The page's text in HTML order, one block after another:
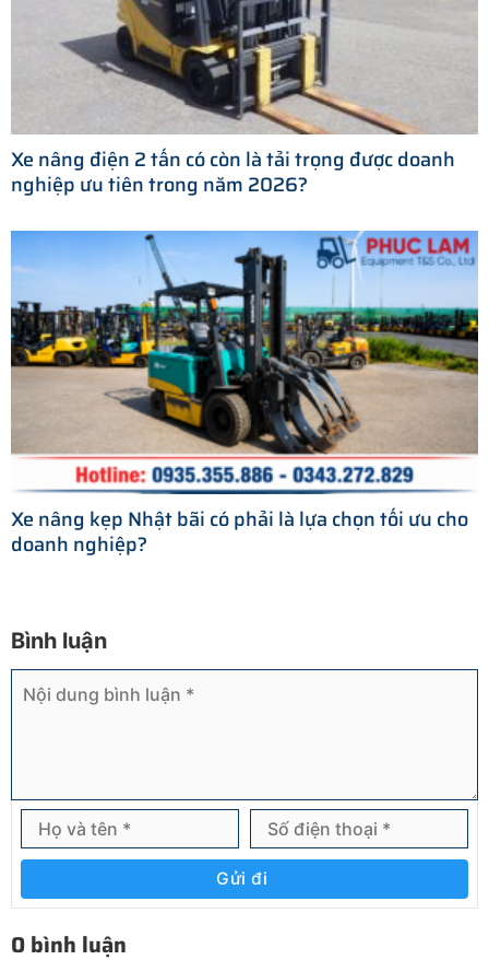
Xe nâng điện 2 tấn có còn là tải trọng được doanh
nghiệp ưu tiên trong năm 2026?
Xe nâng kẹp Nhật bãi có phải là lựa chọn tối ưu cho
doanh nghiệp?
Bình luận
Gửi đi
0 bình luận